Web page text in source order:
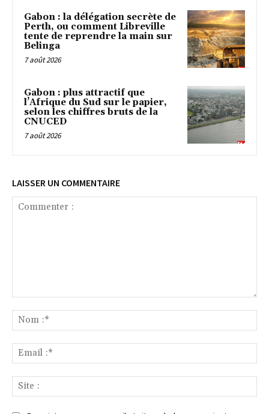
Gabon : la délégation secrète de
Perth, ou comment Libreville
tente de reprendre la main sur
Belinga
7 août 2026
Gabon : plus attractif que
l’Afrique du Sud sur le papier,
selon les chiffres bruts de la
CNUCED
7 août 2026
LAISSER UN COMMENTAIRE
:*
:*
: